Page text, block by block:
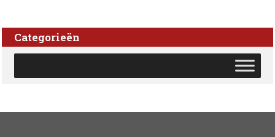
Categorieën